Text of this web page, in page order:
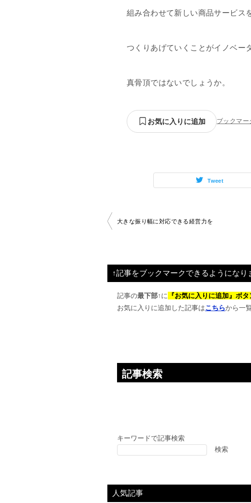
組み合わせて新しい商品サービス
つくりあげていくことがイノベー
真骨頂ではないでしょうか。
お気に入りに追加 ブックマー
Tweet
投
ビ
ゲ
ー
シ
大きな振り幅に対応できる経営力を
↑記事をブックマークできるようになり
記事の最下部↑に 『お気に入りに追加』ボタ
お気に入りに追加した記事はこちらから一
記事検索
キーワードで記事検索
検索
人気記事